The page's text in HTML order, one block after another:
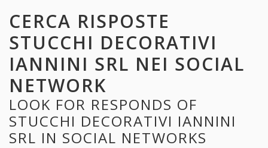
CERCA RISPOSTE
STUCCHI DECORATIVI
IANNINI SRL NEI SOCIAL
NETWORK
LOOK FOR RESPONDS OF
STUCCHI DECORATIVI IANNINI
SRL IN SOCIAL NETWORKS